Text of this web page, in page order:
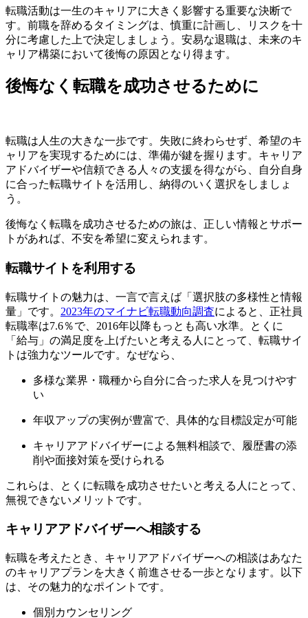
転職活動は一生のキャリアに大きく影響する重要な決断で
す。前職を辞めるタイミングは、慎重に計画し、リスクを十
分に考慮した上で決定しましょう。安易な退職は、未来のキ
ャリア構築において後悔の原因となり得ます。
後悔なく転職を成功させるために
転職は人生の大きな一歩です。失敗に終わらせず、希望のキ
ャリアを実現するためには、準備が鍵を握ります。キャリア
アドバイザーや信頼できる人々の支援を得ながら、自分自身
に合った転職サイトを活用し、納得のいく選択をしましょ
う。
後悔なく転職を成功させるための旅は、正しい情報とサポー
トがあれば、不安を希望に変えられます。
転職サイトを利用する
転職サイトの魅力は、一言で言えば「選択肢の多様性と情報
量」です。 2023年のマイナビ転職動向調査によると、正社員
転職率は7.6％で、2016年以降もっとも高い水準。とくに
「給与」の満足度を上げたいと考える人にとって、転職サイ
トは強力なツールです。なぜなら、
多様な業界・職種から自分に合った求人を見つけやす
い
年収アップの実例が豊富で、具体的な目標設定が可能
キャリアアドバイザーによる無料相談で、履歴書の添
削や面接対策を受けられる
これらは、とくに転職を成功させたいと考える人にとって、
無視できないメリットです。
キャリアアドバイザーへ相談する
転職を考えたとき、キャリアアドバイザーへの相談はあなた
のキャリアプランを大きく前進させる一歩となります。以下
は、その魅力的なポイントです。
個別カウンセリング